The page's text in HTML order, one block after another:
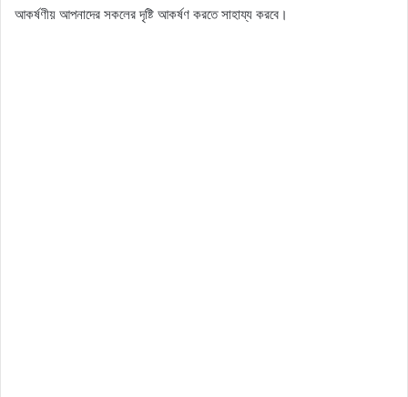
আকর্ষণীয় আপনাদের সকলের দৃষ্টি আকর্ষণ করতে সাহায্য করবে।